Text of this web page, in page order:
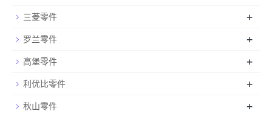
三菱零件 +
罗兰零件 +
高堡零件 +
利优比零件 +
秋山零件 +